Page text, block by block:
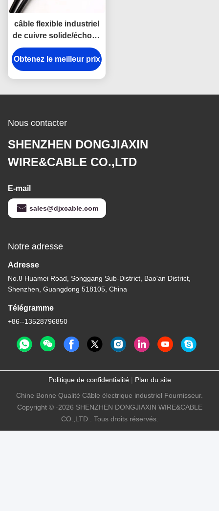
câble flexible industriel
de cuivre solide/échoué
H05V-K H07V-K de
2.5mm
Obtenez le meilleur prix
Nous contacter
SHENZHEN DONGJIAXIN
WIRE&CABLE CO.,LTD
E-mail
sales@djxcable.com
Notre adresse
Adresse
No.8 Huamei Road, Songgang Sub-District, Bao'an District,
Shenzhen, Guangdong 518105, China
Télégramme
+86--13528796850
Politique de confidentialité| Plan du site
Chine Bonne Qualité Câble électrique industriel Fournisseur.
Copyright © -2026 SHENZHEN DONGJIAXIN WIRE&CABLE
CO.,LTD . Tous droits réservés.